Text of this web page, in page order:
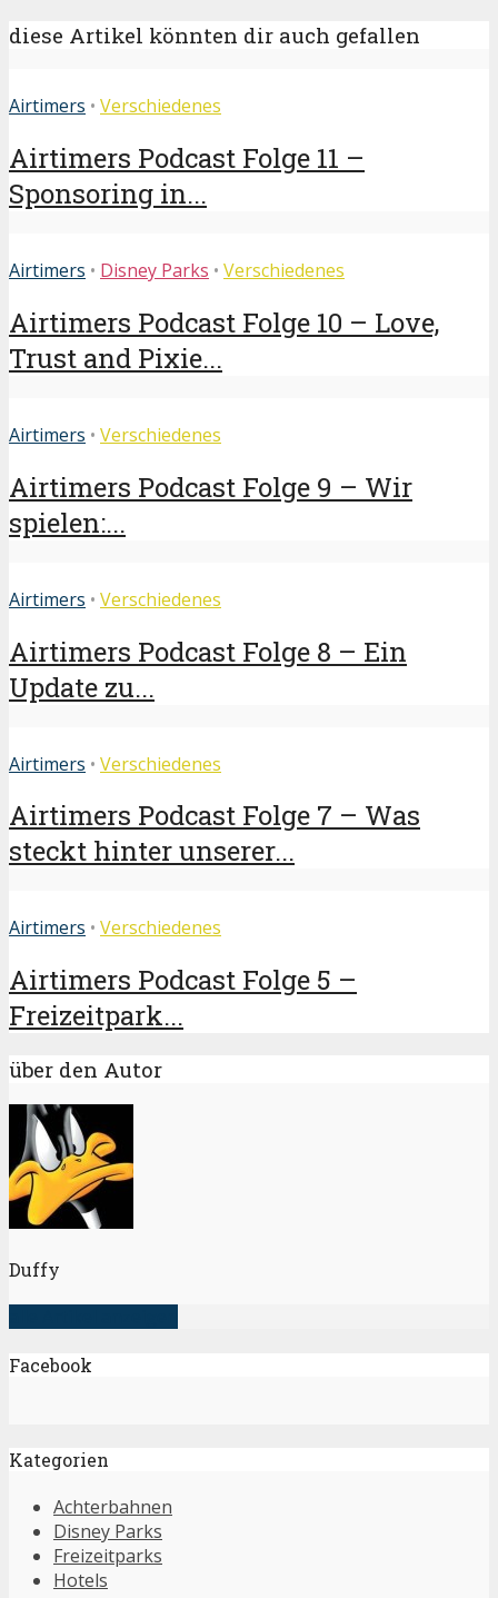
diese Artikel könnten dir auch gefallen
Airtimers • Verschiedenes
Airtimers Podcast Folge 11 –
Sponsoring in...
Airtimers • Disney Parks • Verschiedenes
Airtimers Podcast Folge 10 – Love,
Trust and Pixie...
Airtimers • Verschiedenes
Airtimers Podcast Folge 9 – Wir
spielen:...
Airtimers • Verschiedenes
Airtimers Podcast Folge 8 – Ein
Update zu...
Airtimers • Verschiedenes
Airtimers Podcast Folge 7 – Was
steckt hinter unserer...
Airtimers • Verschiedenes
Airtimers Podcast Folge 5 –
Freizeitpark...
über den Autor
Duffy
Facebook
Kategorien
Achterbahnen
Disney Parks
Freizeitparks
Hotels